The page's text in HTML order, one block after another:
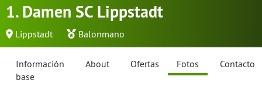
1. Damen SC Lippstadt
Lippstadt Balonmano
Información
base
About Ofertas Fotos Contacto